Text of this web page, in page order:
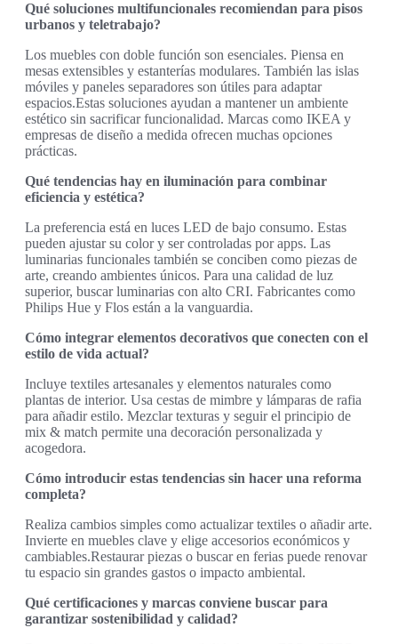
Qué soluciones multifuncionales recomiendan para pisos
urbanos y teletrabajo?
Los muebles con doble función son esenciales. Piensa en
mesas extensibles y estanterías modulares. También las islas
móviles y paneles separadores son útiles para adaptar
espacios.Estas soluciones ayudan a mantener un ambiente
estético sin sacrificar funcionalidad. Marcas como IKEA y
empresas de diseño a medida ofrecen muchas opciones
prácticas.
Qué tendencias hay en iluminación para combinar
eficiencia y estética?
La preferencia está en luces LED de bajo consumo. Estas
pueden ajustar su color y ser controladas por apps. Las
luminarias funcionales también se conciben como piezas de
arte, creando ambientes únicos. Para una calidad de luz
superior, buscar luminarias con alto CRI. Fabricantes como
Philips Hue y Flos están a la vanguardia.
Cómo integrar elementos decorativos que conecten con el
estilo de vida actual?
Incluye textiles artesanales y elementos naturales como
plantas de interior. Usa cestas de mimbre y lámparas de rafia
para añadir estilo. Mezclar texturas y seguir el principio de
mix & match permite una decoración personalizada y
acogedora.
Cómo introducir estas tendencias sin hacer una reforma
completa?
Realiza cambios simples como actualizar textiles o añadir arte.
Invierte en muebles clave y elige accesorios económicos y
cambiables.Restaurar piezas o buscar en ferias puede renovar
tu espacio sin grandes gastos o impacto ambiental.
Qué certificaciones y marcas conviene buscar para
garantizar sostenibilidad y calidad?